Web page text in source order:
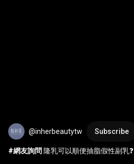
@inherbeautytw Subscribe
#網友詢問 隆乳可以順便抽脂假性副乳❓